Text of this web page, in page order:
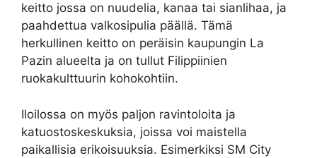
keitto jossa on nuudelia, kanaa tai sianlihaa, ja
paahdettua valkosipulia päällä. Tämä
herkullinen keitto on peräisin kaupungin La
Pazin alueelta ja on tullut Filippiinien
ruokakulttuurin kohokohtiin.
Iloilossa on myös paljon ravintoloita ja
katuostoskeskuksia, joissa voi maistella
paikallisia erikoisuuksia. Esimerkiksi SM City